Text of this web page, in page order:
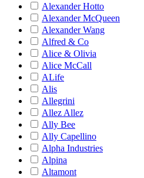
Alexander Hotto
Alexander McQueen
Alexander Wang
Alfred & Co
Alice & Olivia
Alice McCall
ALife
Alis
Allegrini
Allez Allez
Ally Bee
Ally Capellino
Alpha Industries
Alpina
Altamont